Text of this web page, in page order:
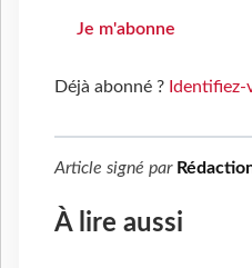
Je m'abonne
Déjà abonné ? Identifiez-
Article signé par
À lire aussi